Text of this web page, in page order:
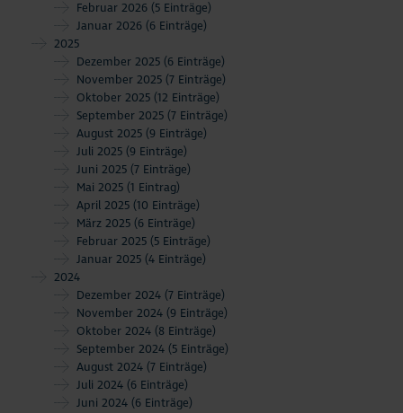
Februar 2026 (5 Einträge)
Januar 2026 (6 Einträge)
2025
Dezember 2025 (6 Einträge)
November 2025 (7 Einträge)
Oktober 2025 (12 Einträge)
September 2025 (7 Einträge)
August 2025 (9 Einträge)
Juli 2025 (9 Einträge)
Juni 2025 (7 Einträge)
Mai 2025 (1 Eintrag)
April 2025 (10 Einträge)
März 2025 (6 Einträge)
Februar 2025 (5 Einträge)
Januar 2025 (4 Einträge)
2024
Dezember 2024 (7 Einträge)
November 2024 (9 Einträge)
Oktober 2024 (8 Einträge)
September 2024 (5 Einträge)
August 2024 (7 Einträge)
Juli 2024 (6 Einträge)
Juni 2024 (6 Einträge)